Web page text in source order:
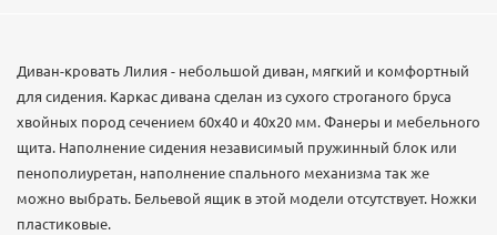
Диван-кровать Лилия - небольшой диван, мягкий и комфортный
для сидения. Каркас дивана сделан из сухого строганого бруса
хвойных пород сечением 60х40 и 40х20 мм. Фанеры и мебельного
щита. Наполнение сидения независимый пружинный блок или
пенополиуретан, наполнение спального механизма так же
можно выбрать. Бельевой ящик в этой модели отсутствует. Ножки
пластиковые.